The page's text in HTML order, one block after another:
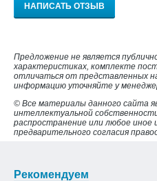
НАПИСАТЬ ОТЗЫВ
Предложение не является
характеристиках, комплекте
отличаться от представленных
информацию уточняйте у
© Все материалы данного сайта
интеллектуальной
распространение или любое иное
предварительного согласия
Рекомендуем